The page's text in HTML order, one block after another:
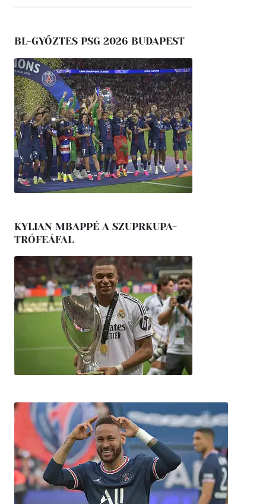
BL-GYŐZTES PSG 2026 BUDAPEST
KYLIAN MBAPPÉ A SZUPRKUPA-
TRÓFEÁFAL